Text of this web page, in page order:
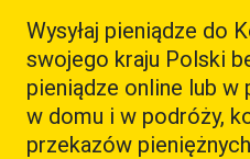
Wysyłaj pieniądze do
swojego kraju Polski
pieniądze online lub w
w domu i w podróży,
przekazów